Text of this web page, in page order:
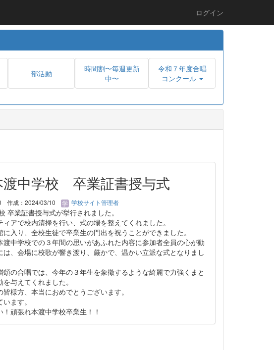
ログイン
部活動
時間割〜毎週更新
中〜
令和７年度合唱
コンクール
中学校 卒業証書授与式
作成：2024/03/10 学校サイト管理者
卒業証書授与式が挙行されました。
アで校内清掃を行い、式の場を整えてくれました。
入り、全校生徒で卒業生の門出を祝うことができました。
中学校での３年間の思いがあふれた内容に参加者全員の心が動
、会場に校歌が響き渡り、厳かで、温かい立派な式となりまし
の合唱では、今年の３年生を象徴するような綺麗で力強くまと
与えてくれました。
様方、本当におめでとうございます。
ます。
頑張れ本渡中学校卒業生！！